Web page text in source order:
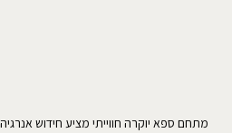
מתחם ספא יוקרה חווייתי מציע חידוש